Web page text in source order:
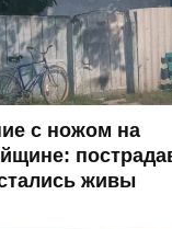
с ножом на
живы